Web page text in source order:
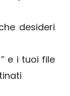
desideri
” e i tuoi file